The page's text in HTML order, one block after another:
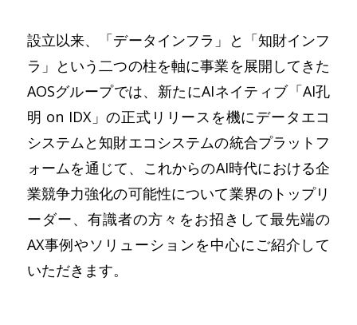
設立以来、「データインフラ」と「知財インフ
ラ」という二つの柱を軸に事業を展開してきた
AOSグループでは、新たにAIネイティブ「AI孔
明 on IDX」の正式リリースを機にデータエコ
システムと知財エコシステムの統合プラットフ
ォームを通じて、これからのAI時代における企
業競争力強化の可能性について業界のトップリ
ーダー、有識者の方々をお招きして最先端の
AX事例やソリューションを中心にご紹介して
いただきます。